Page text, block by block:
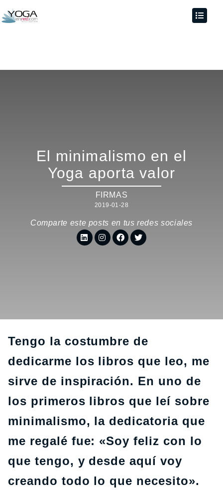
El minimalismo en el
Yoga aporta valor
FIRMAS
2019-01-28
Comparte este posts en tus redes sociales
Tengo la costumbre de
dedicarme los libros que leo, me
sirve de inspiración. En uno de
los primeros libros que leí sobre
minimalismo, la dedicatoria que
me regalé fue: «Soy feliz con lo
que tengo, y desde aquí voy
creando todo lo que necesito».